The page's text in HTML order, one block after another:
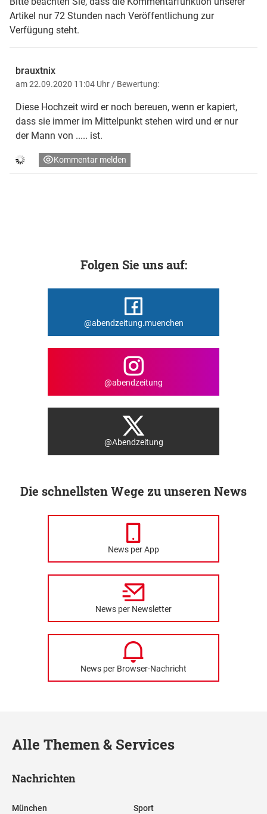
Artikel nur 72 Stunden nach Veröffentlichung zur
Verfügung steht.
brauxtnix
am 22.09.2020 11:04 Uhr / Bewertung:
Diese Hochzeit wird er noch bereuen, wenn er kapiert,
dass sie immer im Mittelpunkt stehen wird und er nur
der Mann von ..... ist.
Kommentar melden
Folgen Sie uns auf:
@abendzeitung.muenchen
@abendzeitung
@Abendzeitung
Die schnellsten Wege zu unseren News
News per App
News per Newsletter
News per Browser-Nachricht
Alle Themen & Services
Nachrichten
München Sport